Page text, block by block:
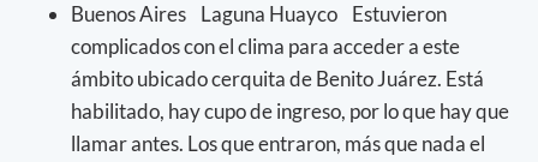
Buenos Aires Laguna Huayco Estuvieron
complicados con el clima para acceder a este
ámbito ubicado cerquita de Benito Juárez. Está
habilitado, hay cupo de ingreso, por lo que hay que
llamar antes. Los que entraron, más que nada el